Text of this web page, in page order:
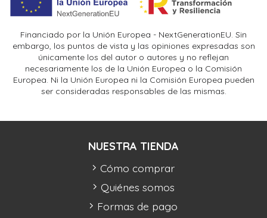
Financiado por la Unión Europea - NextGenerationEU. Sin
embargo, los puntos de vista y las opiniones expresadas son
únicamente los del autor o autores y no reflejan
necesariamente los de la Unión Europea o la Comisión
Europea. Ni la Unión Europea ni la Comisión Europea pueden
ser consideradas responsables de las mismas.
NUESTRA TIENDA
Cómo comprar
Quiénes somos
Formas de pago